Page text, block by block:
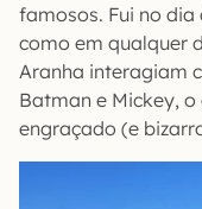
famosos. Fui no
como em qualquer
Aranha interagiam
Batman e Mickey,
engraçado (e